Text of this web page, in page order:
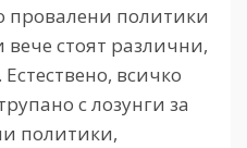
провалени политики
стоят различни,
всичко
с лозунги за
политики,